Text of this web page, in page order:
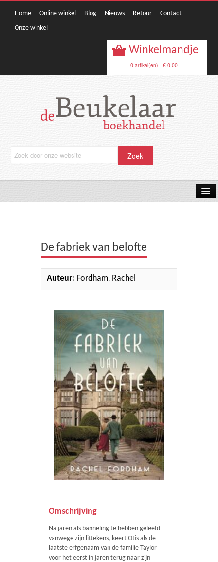
Home Online winkel Blog Nieuws Retour
Contact
Onze winkel
Winkelmandje
0 artikel(en) - € 0,00
Ethiek en Pastoraal
Kinderen en Jeugd
De fabriek van belofte
Auteur: Fordham, Rachel
Omschrijving
Na jaren als banneling te hebben geleefd
vanwege zijn littekens, keert Otis als de
laatste erfgenaam van de familie Taylor
voor het eerst in jaren terug naar zijn